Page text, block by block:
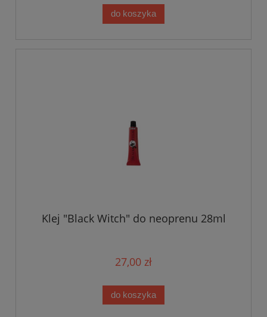
do koszyka
Klej "Black Witch" do neoprenu 28ml
27,00 zł
do koszyka